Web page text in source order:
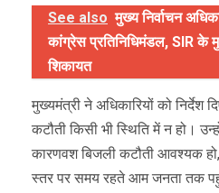
See also मुख्य निर्वाचन
कांग्रेस प्रतिनिधिमंडल, SIR के
शिकायत
मुख्यमंत्री ने अधिकारियों को निर्देश
कटौती किसी भी स्थिति में न हो।
कारणवश बिजली कटौती आवश्यक
स्तर पर समय रहते आम जनता तक